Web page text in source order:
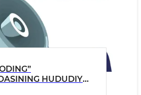
HUDUDIY